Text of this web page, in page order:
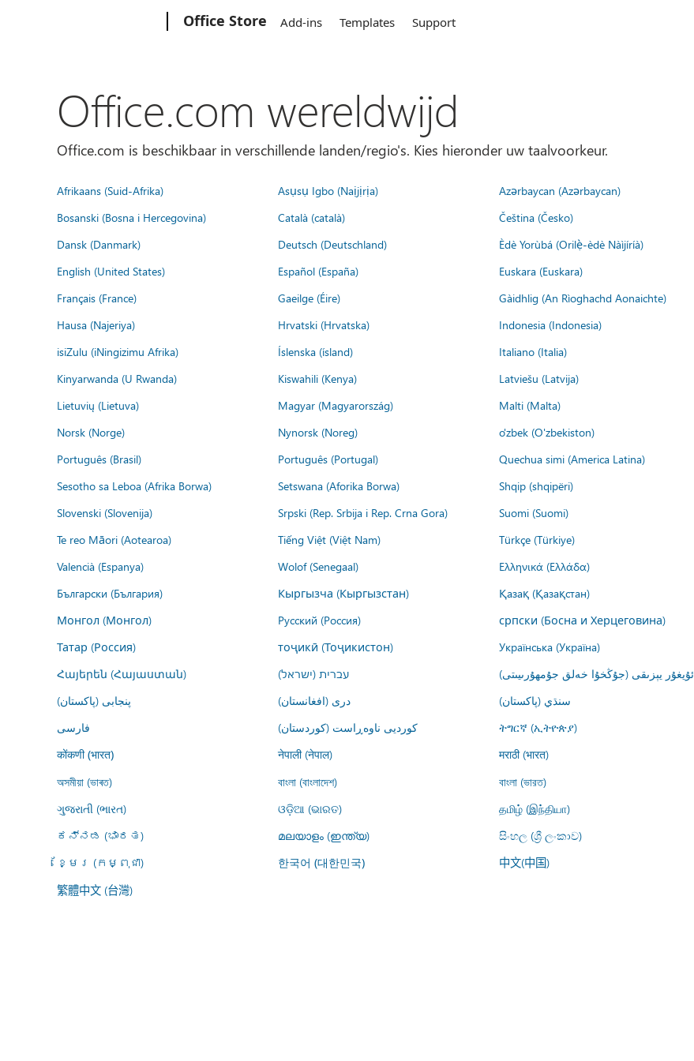
Office Store Add-ins Templates Support
Office.com wereldwijd
Office.com is beschikbaar in verschillende landen/regio's. Kies hieronder uw taalvoorkeur.
Afrikaans (Suid-Afrika) Asụsụ Igbo (Naịjịrịa) Azərbaycan (Azərbaycan)
Bosanski (Bosna i Hercegovina)
Català (català) Čeština (Česko)
Dansk (Danmark)
Deutsch (Deutschland) Èdè Yorùbá (Orilẹ̀-èdè Nàìjíríà)
English (United States)
Español (España) Euskara (Euskara)
Français (France)
Gaeilge (Éire) Gàidhlig (An Rìoghachd Aonaichte)
Hausa (Najeriya)
Hrvatski (Hrvatska) Indonesia (Indonesia)
isiZulu (iNingizimu Afrika)
Íslenska (ísland) Italiano (Italia)
Kinyarwanda (U Rwanda)
Kiswahili (Kenya) Latviešu (Latvija)
Lietuvių (Lietuva)
Magyar (Magyarország) Malti (Malta)
Norsk (Norge)
Nynorsk (Noreg) o'zbek (O'zbekiston)
Português (Brasil)
Português (Portugal) Quechua simi (America Latina)
Sesotho sa Leboa (Afrika Borwa)
Setswana (Aforika Borwa) Shqip (shqipëri)
Slovenski (Slovenija)
Srpski (Rep. Srbija i Rep. Crna Gora) Suomi (Suomi)
Te reo Māori (Aotearoa)
Tiếng Việt (Việt Nam) Türkçe (Türkiye)
Valencià (Espanya)
Wolof (Senegaal) Ελληνικά (Ελλάδα)
Български (България)
Кыргызча (Кыргызстан) Қазақ (Қазақстан)
Монгол (Монгол)
Русский (Россия) српски (Босна и Херцеговина)
Татар (Россия)
тоҷикӣ (Тоҷикистон) Українська (Україна)
Հայերեն (Հայաստան)
עברית (ישראל) ئۇيغۇر يېزىقى (جۇڭخۇا خەلق جۇمھۇرىيىتى)
پنجابی (پاکستان)
درى (افغانستان) سنڌي (پاکستان)
فارسى
کوردیی ناوەڕاست (کوردستان) ትግርኛ (ኢትዮጵያ)
कोंकणी (भारत) नेपाली (नेपाल) मराठी (भारत)
অসমীয়া (ভাৰত) বাংলা (বাংলাদেশ) বাংলা (ভারত)
ગુજરાતી (ભારત)
ଓଡ଼ିଆ (ଭାରତ) தமிழ் (இந்தியா)
ಕನ್ನಡ (ಭಾರತ)
മലയാളം (ഇന്ത്യ) සිංහල (ශ්‍රී ලංකාව)
ខ្មែរ (កម្ពុជា)
한국어 (대한민국) 中文(中国)
繁體中文 (台灣)